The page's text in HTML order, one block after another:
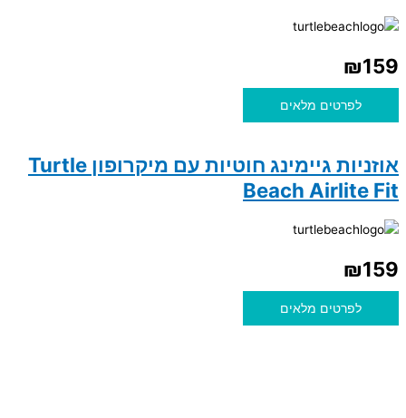
₪159
לפרטים מלאים
אוזניות גיימינג חוטיות עם מיקרופון Turtle
Beach Airlite Fit
₪159
לפרטים מלאים